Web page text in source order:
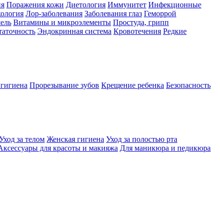
Поражения кожи Диетология Иммунитет Инфекционные
Лор-заболевания Заболевания глаз Геморрой
Витамины и микроэлементы Простуда, грипп
Эндокринная система Кровотечения Редкие
Прорезывание зубов Крещение ребенка Безопасность
за телом Женская гигиена Уход за полостью рта
для красоты и макияжа Для маникюра и педикюра